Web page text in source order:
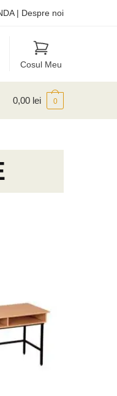
| Despre noi
Cosul Meu
0,00 lei 0